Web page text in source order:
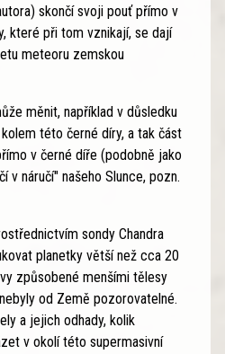
skončí svoji pouť přímo v
které při tom vznikají, se dají
meteoru zemskou
měnit, například v důsledku
této černé díry, a tak část
v černé díře (podobně jako
v náručí" našeho Slunce, pozn.
sondy Chandra
planetky větší než cca 20
způsobené menšími tělesy
od Země pozorovatelné.
a jejich odhady, kolik
v okolí této supermasivní